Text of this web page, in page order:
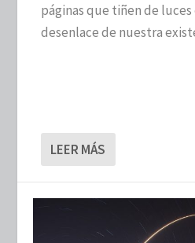
páginas que tiñen de luces
desenlace de nuestra
LEER MÁS